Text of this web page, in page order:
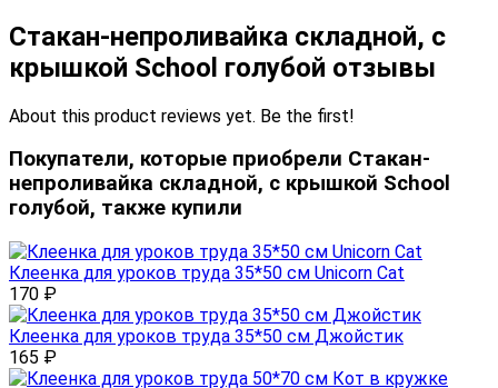
Стакан-непроливайка складной, с
крышкой School голубой отзывы
About this product reviews yet. Be the first!
Покупатели, которые приобрели Стакан-
непроливайка складной, с крышкой School
голубой, также купили
Клеенка для уроков труда 35*50 см Unicorn Cat
170 ₽
Клеенка для уроков труда 35*50 см Джойстик
165 ₽